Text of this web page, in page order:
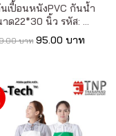
เปื้อนหนังPVC กันน้ำ
ด22*30 นิ้ว รหัส: ...
บาท 95.00 บาท